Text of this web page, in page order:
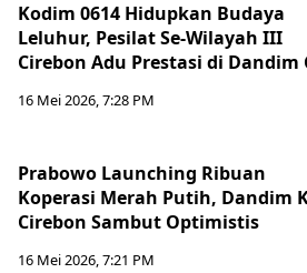
Kodim 0614 Hidupkan Budaya
Leluhur, Pesilat Se-Wilayah III
Cirebon Adu Prestasi di Dandim
16 Mei 2026, 7:28 PM
Prabowo Launching Ribuan
Koperasi Merah Putih, Dandim
Cirebon Sambut Optimistis
16 Mei 2026, 7:21 PM